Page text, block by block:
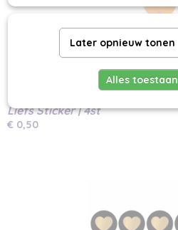
Liefs Sticker | 4st
€ 0,50
Later opnieuw tonen
Alles toestaan